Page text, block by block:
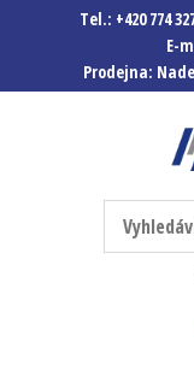
Tel.: +420 774
E-
Prodejna: